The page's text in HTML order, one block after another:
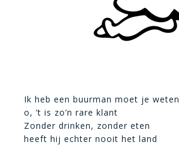
Ik heb een buurman moet je weten
o, ’t is zo’n rare klant
Zonder drinken, zonder eten
heeft hij echter nooit het land